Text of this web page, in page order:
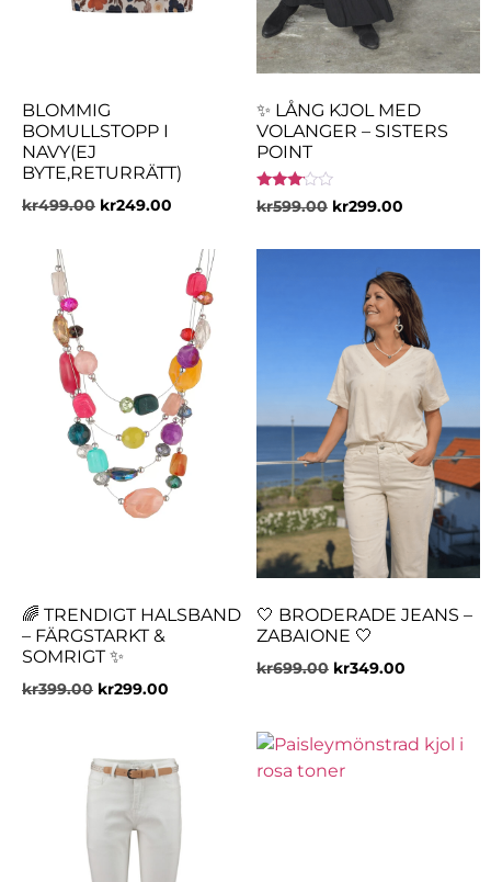
BLOMMIG
BOMULLSTOPP I
NAVY(EJ
BYTE,RETURRÄTT)
kr499.00 kr249.00
✨ LÅNG KJOL MED
VOLANGER – SISTERS
POINT
Betygsatt
3.00
kr599.00 kr299.00
🌈 TRENDIGT HALSBAND
– FÄRGSTARKT &
SOMRIGT ✨
kr399.00 kr299.00
🤍 BRODERADE JEANS –
ZABAIONE 🤍
kr699.00 kr349.00